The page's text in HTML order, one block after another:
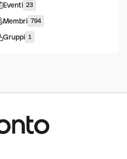
Eventi 23
Membri 794
Gruppi 1